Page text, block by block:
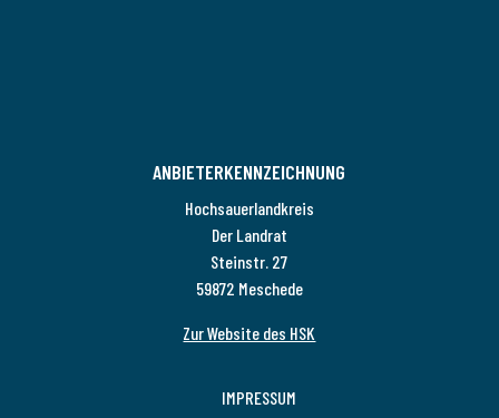
ANBIETERKENNZEICHNUNG
Hochsauerlandkreis
Der Landrat
Steinstr. 27
59872 Meschede
Zur Website des HSK
IMPRESSUM